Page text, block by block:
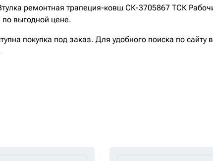
ремонтная трапеция-ковш СК-3705867 ТСК
по выгодной цене.
покупка под заказ. Для удобного поиска по сайту